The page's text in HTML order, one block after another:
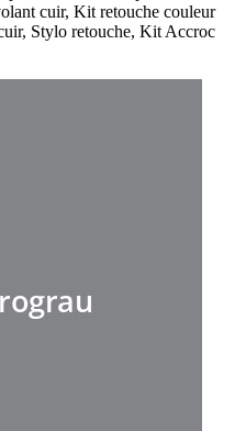
cuir, Kit retouche couleur
Stylo retouche, Kit Accroc